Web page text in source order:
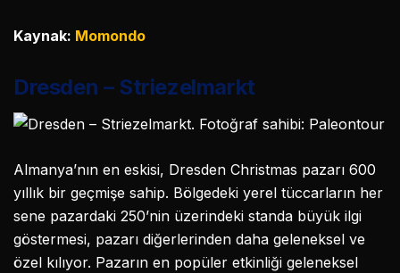
Kaynak: Momondo
Dresden – Striezelmarkt
Almanya’nın en eskisi, Dresden Christmas pazarı 600
yıllık bir geçmişe sahip. Bölgedeki yerel tüccarların her
sene pazardaki 250’nin üzerindeki standa büyük ilgi
göstermesi, pazarı diğerlerinden daha geleneksel ve
özel kılıyor. Pazarın en popüler etkinliği geleneksel